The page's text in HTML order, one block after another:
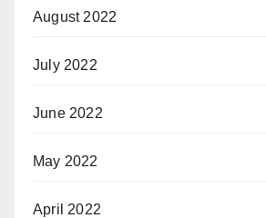
August 2022
July 2022
June 2022
May 2022
April 2022